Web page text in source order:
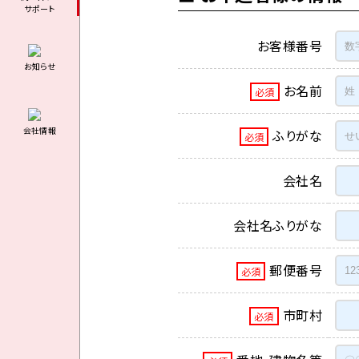
サポート
お知らせ
会社情報
お客様番号
必須 お名前
必須 ふりがな
会社名
会社名ふりがな
必須 郵便番号
必須 市町村